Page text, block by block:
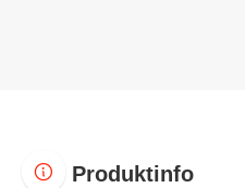
Produktinfo